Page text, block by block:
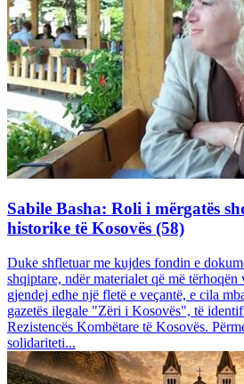
Sabile Basha: Roli i mërgatës
historike të Kosovës (58)
Duke shfletuar me kujdes fondin e
shqiptare, ndër materialet që më tërhoqën
gjendej edhe një fletë e veçantë, e cila
gazetës ilegale "Zëri i Kosovës", të
Rezistencës Kombëtare të Kosovës.
solidariteti...